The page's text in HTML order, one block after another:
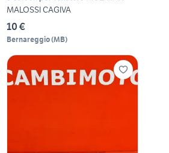
MALOSSI CAGIVA
10 €
Bernareggio(MB)